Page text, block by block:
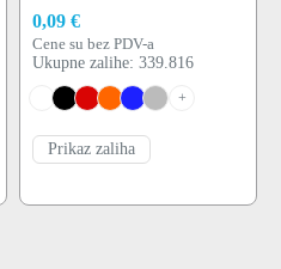
0,09 €
Cene su bez PDV-a
Ukupne zalihe: 339.816
+
Prikaz zaliha